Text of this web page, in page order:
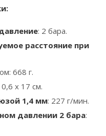
: 2 бара.
расстояние при
668 г.
x 17 см.
1,4 мм: 227 г/мин.
давлении 2 бара: